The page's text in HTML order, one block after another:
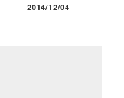
投稿日
2014/12/04